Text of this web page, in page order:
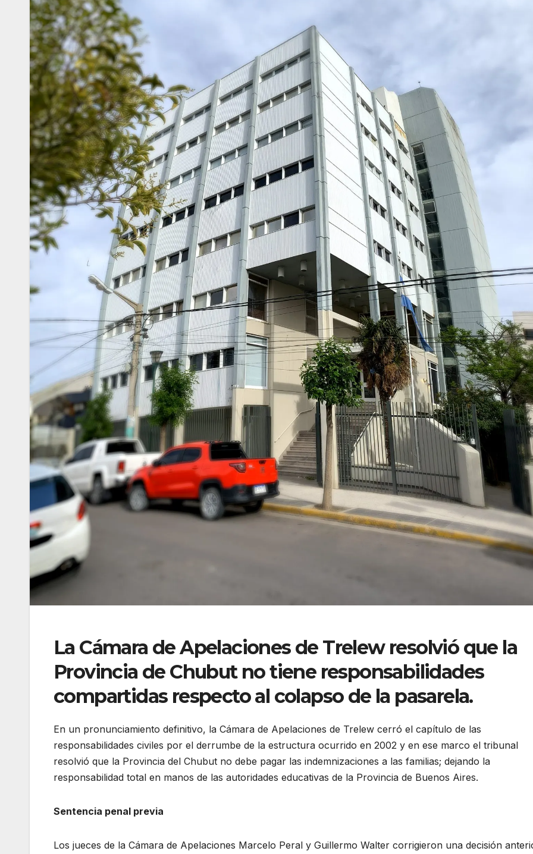
La Cámara de Apelaciones de Trelew resolvió que la
Provincia de Chubut no tiene responsabilidades
compartidas respecto al colapso de la pasarela.
En un pronunciamiento definitivo, la Cámara de Apelaciones de Trelew cerró el capítulo de las
responsabilidades civiles por el derrumbe de la estructura ocurrido en 2002 y en ese marco el tribunal
resolvió que la Provincia del Chubut no debe pagar las indemnizaciones a las familias; dejando la
responsabilidad total en manos de las autoridades educativas de la Provincia de Buenos Aires.
Sentencia penal previa
Los jueces de la Cámara de Apelaciones Marcelo Peral y Guillermo Walter corrigieron una decisión